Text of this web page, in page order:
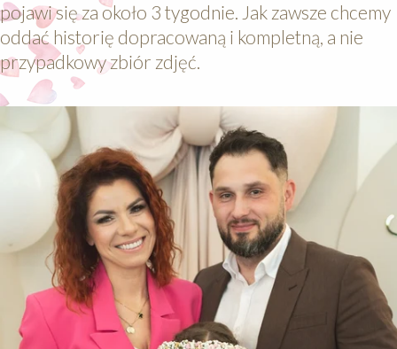
pojawi się za około 3 tygodnie. Jak zawsze chcemy
oddać historię dopracowaną i kompletną, a nie
przypadkowy zbiór zdjęć.